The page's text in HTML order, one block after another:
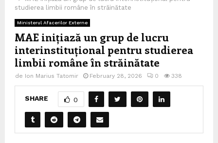
studierea limbii române în străinătate
Ministerul Afacerilor Externe
MAE inițiază un grup de lucru
interinstituțional pentru studierea
limbii române în străinătate
de Ion Marius Tatomir February 28, 2026 0 338
SHARE 0